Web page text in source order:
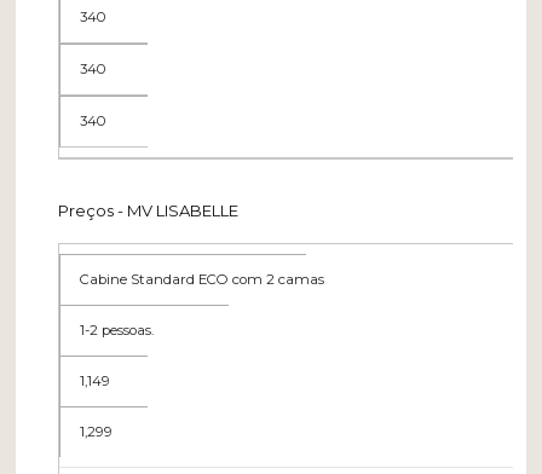
340
340
340
Preços - MV LISABELLE
Cabine Standard ECO com 2 camas
1-2 pessoas.
1,149
1,299